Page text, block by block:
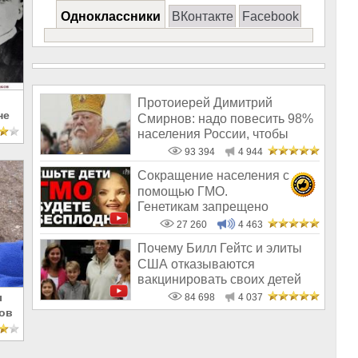
Одноклассники ВКонтакте Facebook
Протоиерей Димитрий
Смирнов: надо повесить 98%
населения России, чтобы
восторжество
93 394 4 944
Сокращение населения с
помощью ГМО.
Генетикам запрещено
говорить правду о трансгенн
27 260 4 463
Почему Билл Гейтс и элиты
США отказываются
вакцинировать своих детей
84 698 4 037